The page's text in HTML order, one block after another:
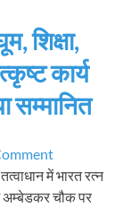
शिक्षा,
कार्य
सम्मानित
में भारत रत्न
अम्बेडकर चौक पर